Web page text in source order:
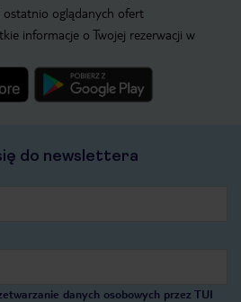
oglądanych ofert
informacje o Twojej rezerwacji w
do newslettera
danych osobowych przez TUI